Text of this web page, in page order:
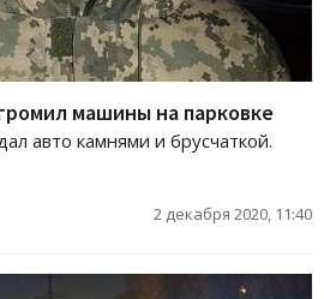
машины на парковке
авто камнями и брусчаткой.
2 декабря 2020, 11:40